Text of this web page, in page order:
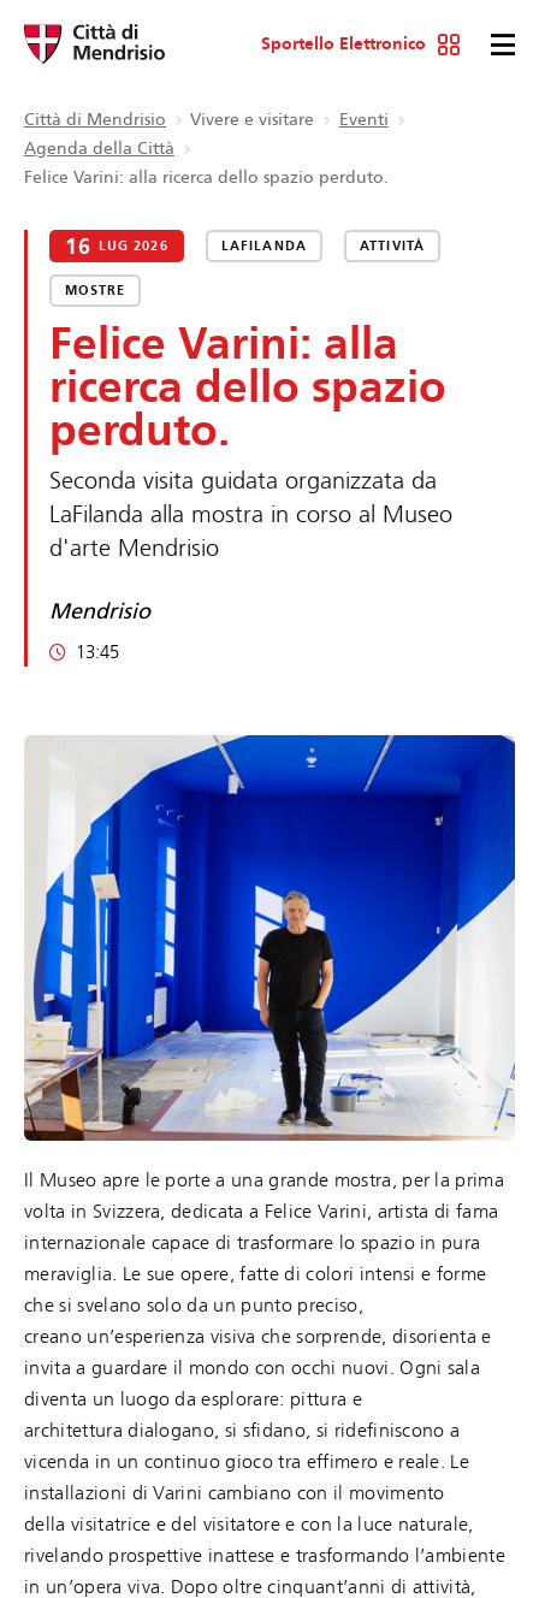
Sportello Elettronico
Città di Mendrisio Vivere e visitare
Eventi
Agenda della Città
Felice Varini: alla ricerca dello spazio perduto.
16 LUG 2026 LAFILANDA ATTIVITÀ
MOSTRE
Felice Varini: alla
ricerca dello spazio
perduto.
Seconda visita guidata organizzata da
LaFilanda alla mostra in corso al Museo
d'arte Mendrisio
Mendrisio
13:45
Il Museo apre le porte a una grande mostra, per la prima
volta in Svizzera, dedicata a Felice Varini, artista di fama
internazionale capace di trasformare lo spazio in pura
meraviglia. Le sue opere, fatte di colori intensi e forme
che si svelano solo da un punto preciso,
creano un’esperienza visiva che sorprende, disorienta e
invita a guardare il mondo con occhi nuovi. Ogni sala
diventa un luogo da esplorare: pittura e
architettura dialogano, si sfidano, si ridefiniscono a
vicenda in un continuo gioco tra effimero e reale. Le
installazioni di Varini cambiano con il movimento
della visitatrice e del visitatore e con la luce naturale,
rivelando prospettive inattese e trasformando l’ambiente
in un’opera viva. Dopo oltre cinquant’anni di attività,